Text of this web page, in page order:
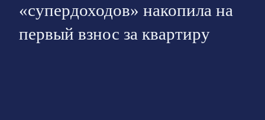
«супердоходов» накопила на
первый взнос за квартиру